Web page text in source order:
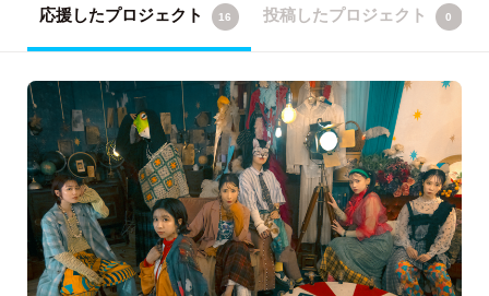
応援したプロジェクト 16 投稿したプロジェクト 0